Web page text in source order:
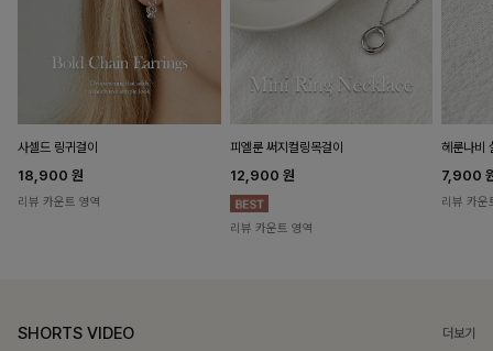
사셀드 링귀걸이
18,900 원
리뷰 카운트 영역
피엘룬 써지컬링목걸이
12,900 원
리뷰 카운트 영역
헤룬나비
7,900
리뷰 카운
SHORTS VIDEO 더보기